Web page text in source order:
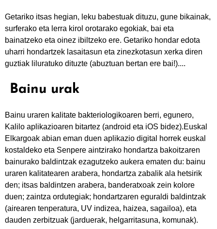
Getariko itsas hegian, leku babestuak dituzu, gune bikainak,
surferako eta lerra kirol orotarako egokiak, bai eta
bainatzeko eta oinez ibiltzeko ere. Getariko hondar edota
uharri hondartzek lasaitasun eta zinezkotasun xerka diren
guztiak liluratuko dituzte (abuztuan bertan ere bai!)....
Bainu urak
Bainu uraren kalitate bakteriologikoaren berri, egunero,
Kalilo aplikazioaren bitartez (android eta iOS bidez).Euskal
Elkargoak abian eman duen aplikazio digital horrek euskal
kostaldeko eta Senpere aintzirako hondartza bakoitzaren
bainurako baldintzak ezagutzeko aukera ematen du: bainu
uraren kalitatearen arabera, hondartza zabalik ala hetsirik
den; itsas baldintzen arabera, banderatxoak zein kolore
duen; zaintza ordutegiak; hondartzaren eguraldi baldintzak
(airearen tenperatura, UV indizea, haizea, sagailoa), eta
dauden zerbitzuak (jarduerak, helgarritasuna, komunak).